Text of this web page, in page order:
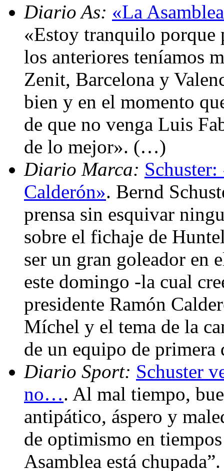
Diario As: «La
«Estoy tranquilo porque
los anteriores teníamos
Zenit, Barcelona y
bien y en el momento
de que no venga Luis
de lo mejor». (…)
Diario Marca: Schuster:
Calderón». Bernd
prensa sin esquivar
sobre el fichaje de
ser un gran goleador en
este domingo -la cual
presidente Ramón
Míchel y el tema de la
de un equipo de
Diario Sport: Schuster
no…. Al mal tiempo,
antipático, áspero y
de optimismo en
Asamblea está